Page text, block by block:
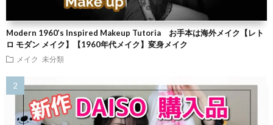
Modern 1960’s Inspired Makeup Tutoria お手本は海外メイク【レト
ロ モダン メイク】【1960年代メイク】変身メイク
メイク 未分類